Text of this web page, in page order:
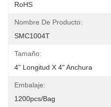
RoHS
Nombre De Producto:
SMC1004T
Tamaño:
4" Longitud X 4" Anchura
Embalaje:
1200pcs/bag